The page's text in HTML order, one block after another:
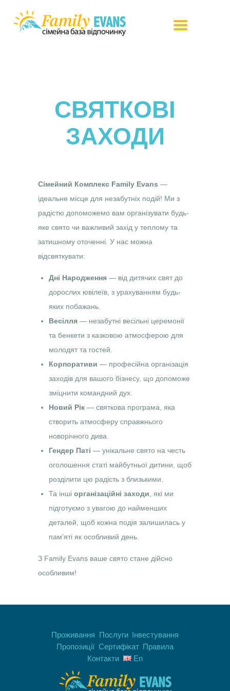
Послуги
Інвестування
Пропозиції
Правила
Контакти
En
СВЯТКОВІ
ЗАХОДИ
Сімейний Комплекс Family Evans —
ідеальне місце для незабутніх подій! Ми з
радістю допоможемо вам організувати будь-
яке свято чи важливий захід у теплому та
затишному оточенні. У нас можна
відсвяткувати:
Дні Народження — від дитячих свят до
дорослих ювілеїв, з урахуванням будь-
яких побажань.
Весілля — незабутні весільні церемонії
та бенкети з казковою атмосферою для
молодят та гостей.
Корпоративи — професійна організація
заходів для вашого бізнесу, що допоможе
зміцнити командний дух.
Новий Рік — святкова програма, яка
створить атмосферу справжнього
новорічного дива.
Гендер Паті — унікальне свято на честь
оголошення статі майбутньої дитини, щоб
розділити цю радість з близькими.
Та інші організаційні заходи, які ми
підготуємо з увагою до найменших
деталей, щоб кожна подія залишилась у
пам’яті як особливий день.
З Family Evans ваше свято стане дійсно
особливим!
Проживання Послуги Інвестування
Пропозиції Сертифікат Правила
Контакти
En